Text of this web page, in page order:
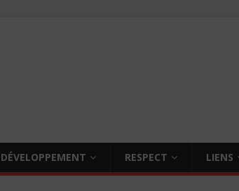
DÉVELOPPEMENT RESPECT LIENS